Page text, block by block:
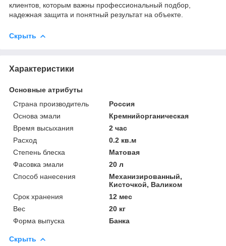
клиентов, которым важны профессиональный подбор,
надежная защита и понятный результат на объекте.
Скрыть
Характеристики
Основные атрибуты
Страна производитель
Россия
Основа эмали
Кремнийорганическая
Время высыхания
2 час
Расход
0.2 кв.м
Степень блеска
Матовая
Фасовка эмали
20 л
Способ нанесения
Механизированный,
Кисточкой, Валиком
Срок хранения
12 мес
Вес
20 кг
Форма выпуска
Банка
Скрыть